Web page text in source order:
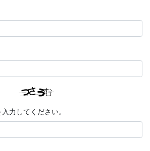
力してください。